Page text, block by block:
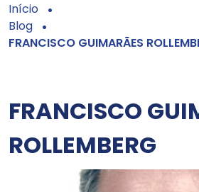
Início
Blog
FRANCISCO GUIMARÃES
FRANCISCO
ROLLEMBERG